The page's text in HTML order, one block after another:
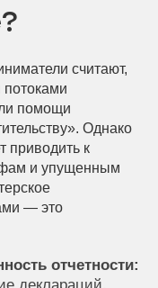
считают,
помощи
Однако
приводить к
и упущенным
— это
отчетности: